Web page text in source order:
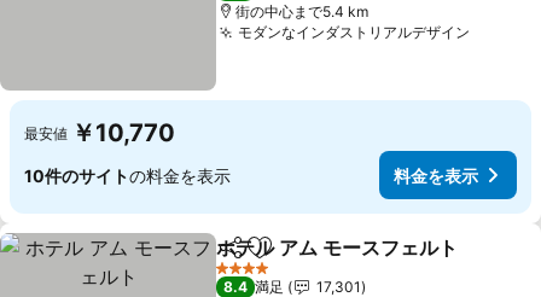
街の中心まで5.4 km
モダンなインダストリアルデザイン
最安値 ￥10,770
10件のサイトの料金を表示 料金を表示
シェアお気に入りに追加
ホテル アム モースフェルト
4 ホテルのランク
8.4 満足
17,301